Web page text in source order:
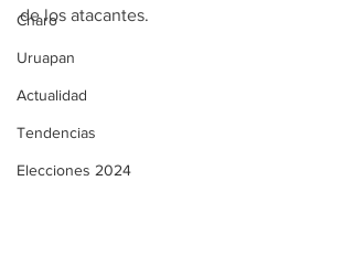
Charo
Uruapan
Actualidad
Tendencias
Elecciones 2024
de los atacantes.